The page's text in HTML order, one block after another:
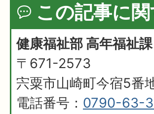
この記事に
健康福祉部 高年福祉課
〒671-2573
宍粟市山崎町今宿5番
電話番号： 0790-63-